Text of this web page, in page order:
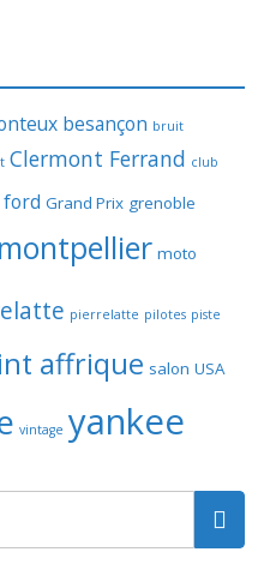
besançon bruit
Clermont Ferrand club
ford Grand Prix grenoble
montpellier moto
pierrelatte pilotes piste
affrique salon USA
vintage yankee